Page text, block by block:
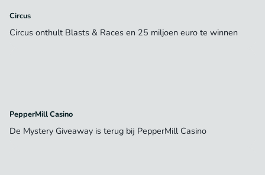
Circus
Circus onthult Blasts & Races en 25 miljoen euro te winnen
PepperMill Casino
De Mystery Giveaway is terug bij PepperMill Casino